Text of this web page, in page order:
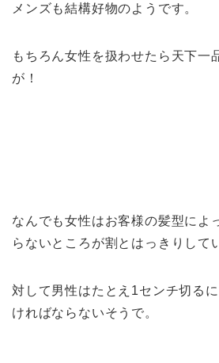
メンズも結構好物のようです。
もちろん女性を扱わせたら天下一
が！
なんでも女性はお客様の髪型によ
らないところが割とはっきりして
対して男性はたとえ1センチ切る
ければならないそうで。